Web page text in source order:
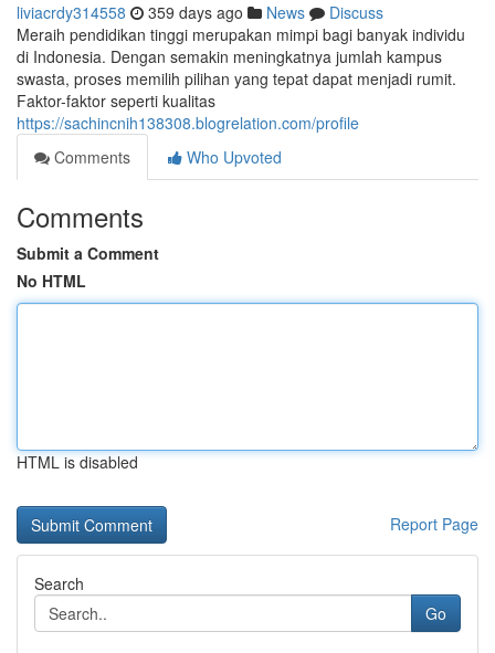
liviacrdy314558 359 days ago News
Discuss
Meraih pendidikan tinggi merupakan mimpi bagi banyak individu
di Indonesia. Dengan semakin meningkatnya jumlah kampus
swasta, proses memilih pilihan yang tepat dapat menjadi rumit.
Faktor-faktor seperti kualitas
https://sachincnih138308.blogrelation.com/profile
Comments
Who Upvoted
Comments
Submit a Comment
No HTML
HTML is disabled
Report Page
Search
Go